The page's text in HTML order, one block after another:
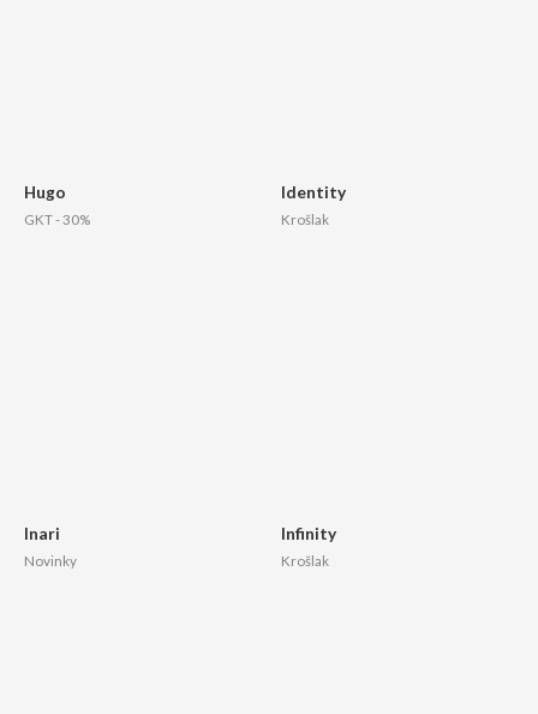
Hugo
GKT - 30%
Identity
Krošlak
Inari
Novinky
Infinity
Krošlak